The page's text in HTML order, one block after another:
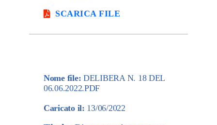
SCARICA FILE
Nome file: DELIBERA N. 18 DEL
06.06.2022.PDF
Caricato il: 13/06/2022